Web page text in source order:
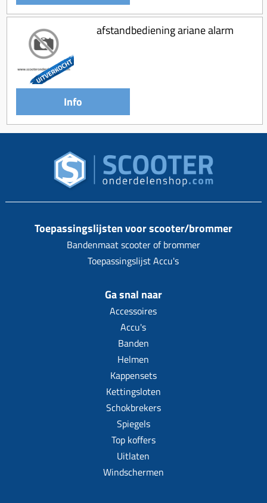
afstandbediening ariane alarm
Info
Toepassingslijsten voor scooter/brommer
Bandenmaat scooter of brommer
Toepassingslijst Accu's
Ga snal naar
Accessoires
Accu's
Banden
Helmen
Kappensets
Kettingsloten
Schokbrekers
Spiegels
Top koffers
Uitlaten
Windschermen